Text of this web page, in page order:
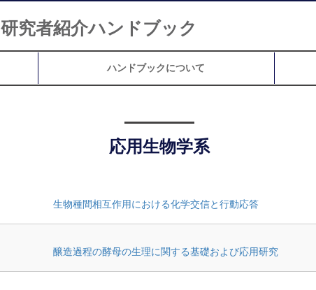
研究者紹介ハンドブック
ハンドブックについて
応用生物学系
生物種間相互作用における化学交信と行動応答
醸造過程の酵母の生理に関する基礎および応用研究